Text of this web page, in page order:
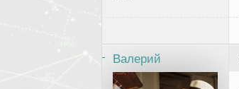
Валерий